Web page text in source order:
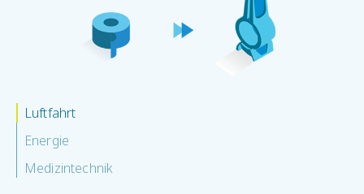
Luftfahrt
Energie
Medizintechnik